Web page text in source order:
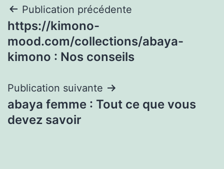
Navigation
de
l’article
Publication précédente
https://kimono-
mood.com/collections/abaya-
kimono : Nos conseils
Publication suivante
abaya femme : Tout ce que vous
devez savoir